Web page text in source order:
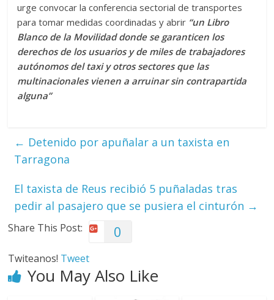
urge convocar la conferencia sectorial de transportes
para tomar medidas coordinadas y abrir “un Libro
Blanco de la Movilidad donde se garanticen los
derechos de los usuarios y de miles de trabajadores
autónomos del taxi y otros sectores que las
multinacionales vienen a arruinar sin contrapartida
alguna”
← Detenido por apuñalar a un taxista en
Tarragona
El taxista de Reus recibió 5 puñaladas tras
pedir al pasajero que se pusiera el cinturón →
Share This Post: 0
Twiteanos! Tweet
You May Also Like